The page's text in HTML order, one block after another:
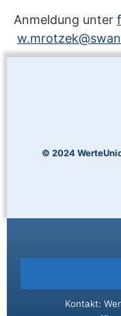
Anmeldung unter
© 2024
Kontakt: